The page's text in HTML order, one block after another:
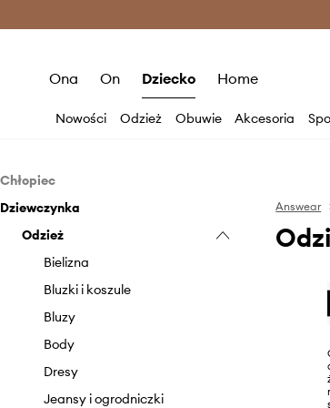
Ona On Dziecko Home
Nowości Odzież Obuwie Akcesoria
Chłopiec
Odzież
Bielizna
Bluzy
Body
Dresy
Jeansy i ogrodniczki
Komplety
Koszule
Obuwie
Klapki i sandały
Akcesoria
Czapki i kapelusze
Okulary
Tekstylia
Dziewczynka
Odzież
Bielizna
Bluzki i koszule
Bluzy
Body
Dresy
Jeansy i ogrodniczki
Answear